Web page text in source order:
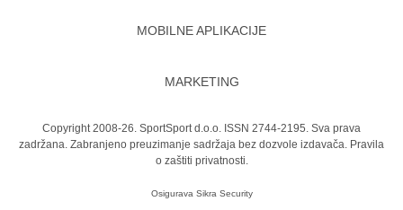
MOBILNE APLIKACIJE
MARKETING
Copyright 2008-26. SportSport d.o.o. ISSN 2744-2195. Sva prava
zadržana. Zabranjeno preuzimanje sadržaja bez dozvole izdavača. Pravila
o zaštiti privatnosti.
Osigurava Sikra Security